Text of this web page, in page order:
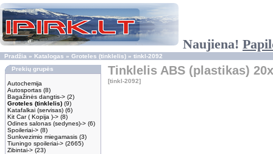
Naujiena!
Pradžia » Katalogas » Groteles (tinklelis) » tinkl-2092
Prekių grupės
Autochemija
Autosportas (8)
Bagažinės dangtis-> (2)
Groteles (tinklelis) (9)
Katafalkai (servisas) (6)
Kit Car ( Kopija )-> (8)
Odines salonas (sedynes)-> (6)
Spoileriai-> (8)
Sunkvezimio miegamasis (3)
Tiuningo spoileriai-> (2665)
Zibintai-> (23)
Tinklelis ABS (plastikas)
[tinkl-2092]